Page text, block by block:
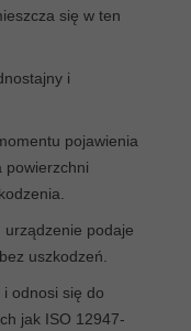
się w ten
i
pojawienia
powierzchni
urządzenie podaje
uszkodzeń.
odnosi się do
jak ISO 12947-